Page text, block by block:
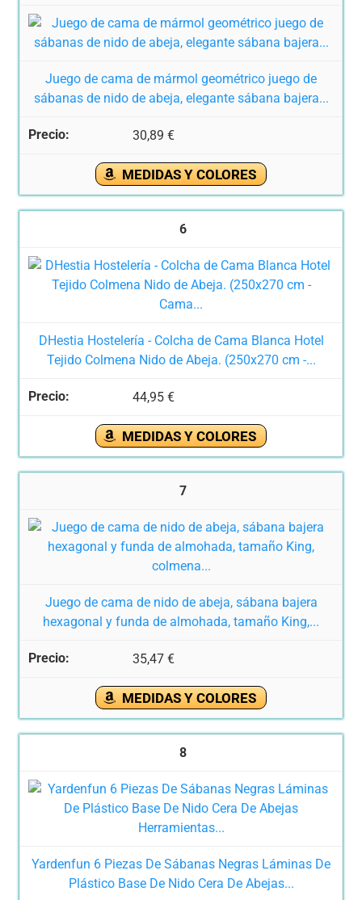
Juego de cama de mármol geométrico juego de
sábanas de nido de abeja, elegante sábana bajera...
30,89 €
MEDIDAS Y COLORES
6
DHestia Hostelería - Colcha de Cama Blanca Hotel
Tejido Colmena Nido de Abeja. (250x270 cm -...
44,95 €
MEDIDAS Y COLORES
7
Juego de cama de nido de abeja, sábana bajera
hexagonal y funda de almohada, tamaño King,...
35,47 €
MEDIDAS Y COLORES
8
Yardenfun 6 Piezas De Sábanas Negras Láminas De
Plástico Base De Nido Cera De Abejas...